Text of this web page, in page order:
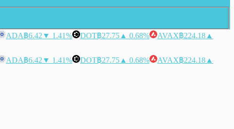
ADA฿6.42 ▼ 1.41% DOT฿27.75 ▲ 0.68% AVAX฿224.18 ▲
ADA฿6.42 ▼ 1.41% DOT฿27.75 ▲ 0.68% AVAX฿224.18 ▲